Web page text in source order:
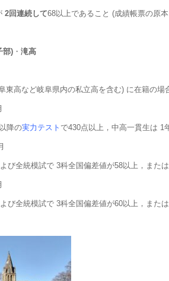
2回連続して68以上であること (成績帳票の原
部)・ 滝高
東高など岐阜県内の私立高を含む) に在籍の
降の実力テスト で430点以上，中高一貫生は 1
び全統模試で 3科全国偏差値が58以上，また
び全統模試で 3科全国偏差値が60以上，また